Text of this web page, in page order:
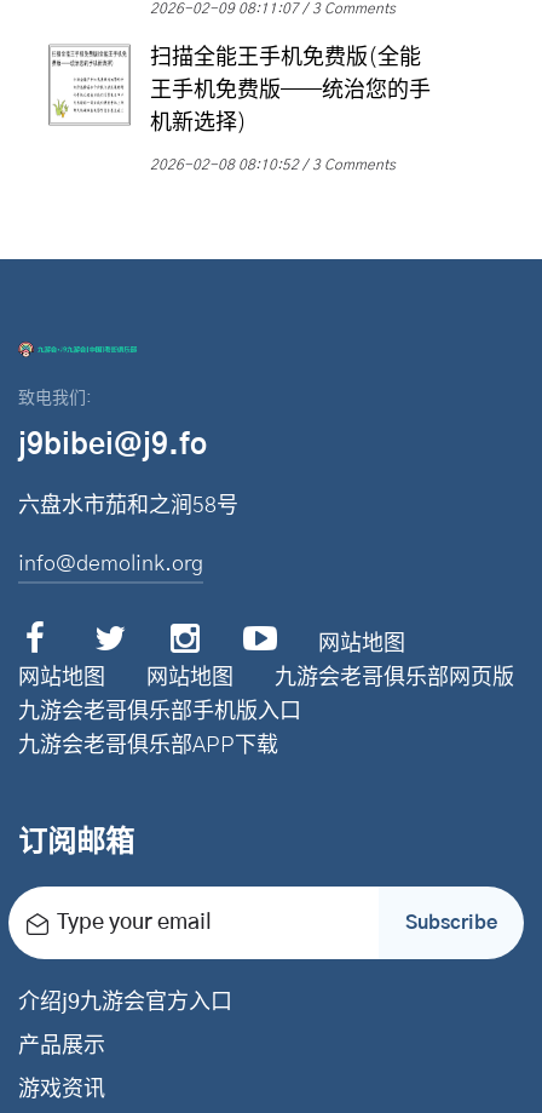
2026-02-09 08:11:07 3 Comments
扫描全能王手机免费版(全能
王手机免费版——统治您的手
机新选择)
2026-02-08 08:10:52 3 Comments
致电我们:
j9bibei@j9.fo
六盘水市茄和之涧58号
info@demolink.org
网站地图
网站地图
网站地图
九游会老哥俱乐部网页版
九游会老哥俱乐部手机版入口
九游会老哥俱乐部APP下载
订阅邮箱
Type your email Subscribe
介绍j9九游会官方入口
产品展示
游戏资讯